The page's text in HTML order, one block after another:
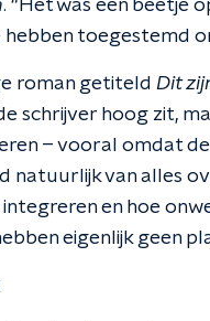
. “Het was een beetje
toegestemd
roman getiteld Dit
schrijver hoog zit,
– vooral omdat
natuurlijk van alles
en hoe
eigenlijk geen